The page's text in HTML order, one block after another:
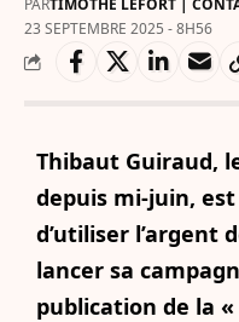
PARTIMOTHÉ LEFORT |
23 SEPTEMBRE 2025 - 8H56
Thibaut Guiraud,
depuis mi-juin, est
d’utiliser l’argent
lancer sa
publication de la